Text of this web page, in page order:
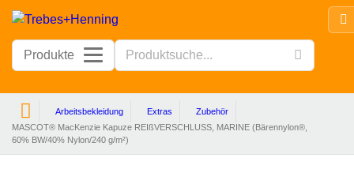
Produkte
Arbeitsbekleidung Extras
Zubehör
MASCOT® MacKenzie Kapuze REIßVERSCHLUSS, MARINE (Bärennylon®,
60% BW/40% Nylon/240 g/m²)